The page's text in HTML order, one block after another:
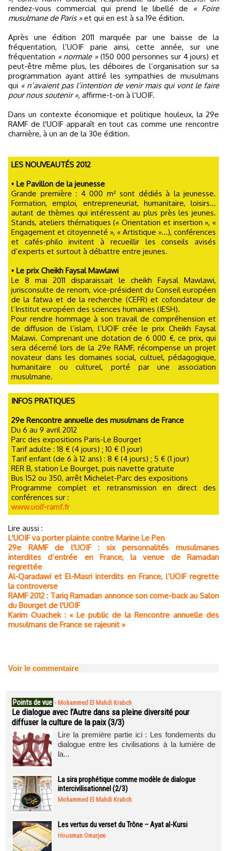
rendez-vous commercial qui prend le libellé de « Foire
musulmane de Paris »et qui en est à sa 19e édition.
Après une édition 2011 marquée par une baisse de la
fréquentation, l’UOIF parie ainsi, cette année, sur une
fréquentation « normale »(150 000 personnes sur 4 jours) et
peut-être même plus, les déboires de l’organisation sur sa
programmation ayant attiré les sympathies de musulmans
qui « n’avaient pas l’intention de venir mais qui vont le faire
pour nous soutenir », affirme-t-on à l’UOIF.
Dans un contexte économique et politique houleux, la 29e
RAMF de l'UOIF apparaît en tout cas comme une rencontre
charnière, à un an de la 30e édition.
LES NOUVEAUTÉS 2012
• Le Pavillon de la jeunesse
Grande première : 4 000 m² sont dédiés à la jeunesse.
Formation, emploi, entrepreneuriat, humanitaire, loisirs...
autant de thèmes qui intéressent au plus près les jeunes.
Stands, ateliers thématiques (« Orientation et insertion », «
Engagement et citoyenneté », « Artistique »…), conférences
et cafés-philo invitent à recueillir les conseils avisés
d’experts et surtout à débattre entre jeunes.
• Le prix Cheikh Faysal Mawlawi
Le 8 mai 2011 disparaissait le cheikh Faysal Mawlawi,
jurisconsulte de renom, vice-président du Conseil européen
de la fatwa et de la recherche (CEFR) et cofondateur de
l’Institut européen des sciences humaines (IESH).
Pour rendre hommage à son travail de compréhension et
de diffusion de l’islam, l’UOIF crée le prix Cheikh Faysal
Malawi. Comprenant une dotation de 6 000 €, ce prix, qui
sera décerné lors de la 29e RAMF, récompense un projet
novateur dans les domaines social, cultuel, pédagogique,
humanitaire ou culturel, porté par une association
musulmane.
INFOS PRATIQUES
29e Rencontre annuelle des musulmans de France
Du 6 au 9 avril 2012
Parc des expositions Paris-Le Bourget
Tarif adulte : 18 € (4 jours) ; 10 € (1 jour)
Tarif enfant (de 6 à 12 ans) : 8 € (4 jours) ; 5 € (1 jour)
RER B, station Le Bourget, puis navette gratuite
Bus 152 ou 350, arrêt Michelet-Parc des expositions
Programme complet et retransmission en direct des
conférences sur :
www.uoif-ramf.fr
Lire aussi :
L'UOIF va porter plainte contre Marine Le Pen
29e RAMF de l'UOIF : six personnalités musulmanes
interdites d’entrée en France, la venue de Ramadan
regrettée
Al-Qaradawi et El-Masri interdits en France, l’UOIF regrette
la controverse
RAMF 2012 : Tariq Ramadan annonce son come-back au Salon
du Bourget de l'UOIF
Karim Ouachek : « Le public de la Rencontre annuelle des
musulmans de France se rajeunit »
Voir le commentaire
Points de vue - Mohammed El Mahdi Krabch
Le dialogue avec l’Autre dans sa pleine diversité pour
diffuser la culture de la paix (3/3)
Lire la première partie ici : Les fondements du
dialogue entre les civilisations à la lumière de
la...
La sira prophétique comme modèle de dialogue
intercivilisationnel (2/3)
Mohammed El Mahdi Krabch
Les vertus du verset du Trône – Ayat al-Kursi
Housman Omarjee